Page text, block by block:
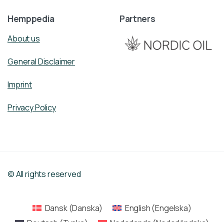
Hemppedia
About us
General Disclaimer
Imprint
Privacy Policy
Partners
© All rights reserved
Dansk(Danska) English(Engelska)